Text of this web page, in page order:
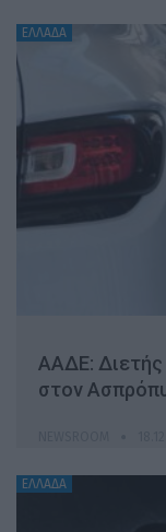
ΕΛΛΑΔΑ
ΑΑΔΕ: Διετής
στον
ΕΛΛΑΔΑ